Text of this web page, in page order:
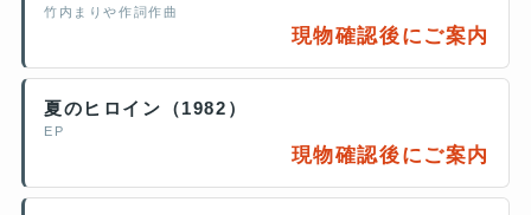
竹内まりや作詞作曲
現物確認後にご案内
夏のヒロイン（1982）
EP
現物確認後にご案内